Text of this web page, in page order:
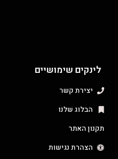
לינקים שימושיים
יצירת קשר
הבלוג שלנו
תקנון האתר
הצהרת נגישות